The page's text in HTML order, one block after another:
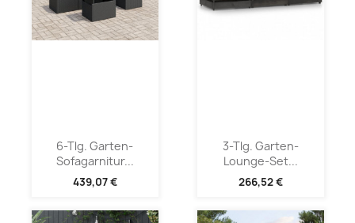
6-Tlg. Garten-
Sofagarnitur...
439,07 €
3-Tlg. Garten-
Lounge-Set...
266,52 €